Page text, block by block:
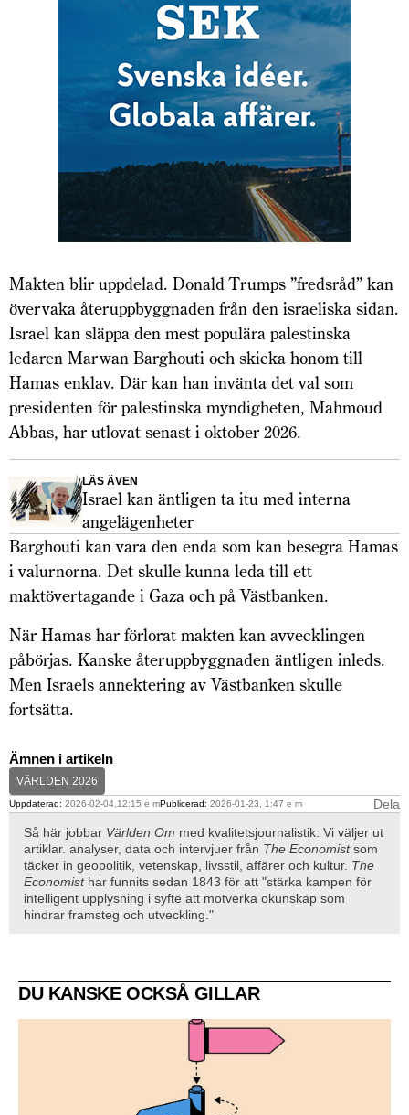
Makten blir uppdelad. Donald Trumps ”fredsråd” kan
övervaka återuppbyggnaden från den israeliska sidan.
Israel kan släppa den mest populära palestinska
ledaren Marwan Barghouti och skicka honom till
Hamas enklav. Där kan han invänta det val som
presidenten för palestinska myndigheten, Mahmoud
Abbas, har utlovat senast i oktober 2026.
LÄS ÄVEN
Israel kan äntligen ta itu med interna
angelägenheter
Barghouti kan vara den enda som kan besegra Hamas
i valurnorna. Det skulle kunna leda till ett
maktövertagande i Gaza och på Västbanken.
När Hamas har förlorat makten kan avvecklingen
påbörjas. Kanske återuppbyggnaden äntligen inleds.
Men Israels annektering av Västbanken skulle
fortsätta.
Ämnen i artikeln
VÄRLDEN 2026
Uppdaterad: 2026-02-04,12:15 e mPublicerad: 2026-01-23, 1:47 e m
Dela
Så här jobbar Världen Om med kvalitetsjournalistik: Vi väljer ut
artiklar. analyser, data och intervjuer från The Economistsom
täcker in geopolitik, vetenskap, livsstil, affärer och kultur. The
Economisthar funnits sedan 1843 för att "stärka kampen för
intelligent upplysning i syfte att motverka okunskap som
hindrar framsteg och utveckling."
DU KANSKE OCKSÅ GILLAR